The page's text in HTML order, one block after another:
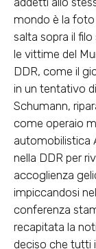
mondo è la foto
salta sopra il
le vittime del
DDR, come il
in un tentativo
Schumann,
come operaio
automobilistica
nella DDR per
accoglienza
impiccandosi
conferenza
recapitata la
deciso che tutti